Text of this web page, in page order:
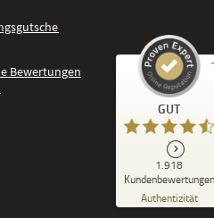
GUT
1.918
Kundenbewertungen
Authentizität
und Erfahrungen zu
DeLSt - Deutsches eLearning Studieninstitut
92
%
Empfehlungen auf
ProvenExpert.com